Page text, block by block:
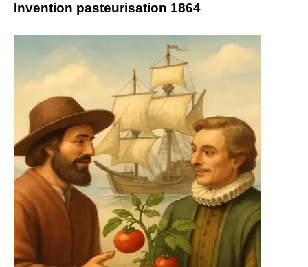
Invention pasteurisation 1864